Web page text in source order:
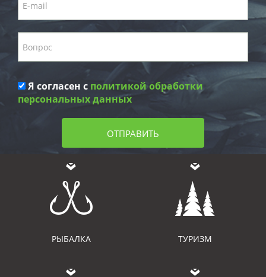
Я согласен с политикой обработки
персональных данных
ОТПРАВИТЬ
РЫБАЛКА ТУРИЗМ